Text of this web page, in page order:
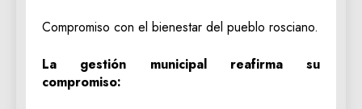
​Compromiso con el bienestar del pueblo rosciano.
La gestión municipal reafirma su
compromiso: